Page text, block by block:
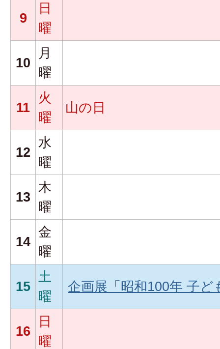
9
日
曜
10
月
曜
11
火
曜
山の日
12
水
曜
13
木
曜
14
金
曜
15
土
曜
企画展「昭和100年 子
16
日
曜